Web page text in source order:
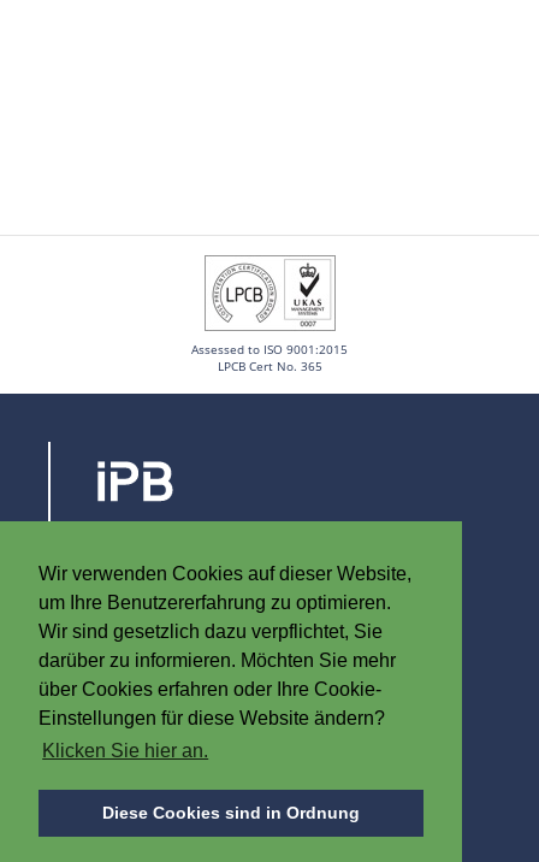
Wir verwenden Cookies auf dieser Website,
um Ihre Benutzererfahrung zu optimieren.
Wir sind gesetzlich dazu verpflichtet, Sie
darüber zu informieren. Möchten Sie mehr
über Cookies erfahren oder Ihre Cookie-
Einstellungen für diese Website ändern?
Klicken Sie hier an.
Diese Cookies sind in Ordnung
Assessed to ISO 9001:2015
LPCB Cert No. 365
8790 Waregem
Belgien
T +32 (0)56 60 79 19
F +32 (0)56 61 08 85
info@iplast.be
ÜBER IPB